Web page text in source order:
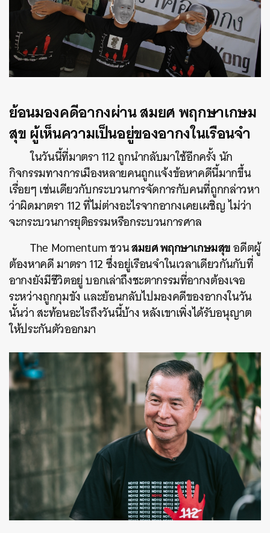
ย้อนมองคดีอากงผ่าน สมยศ พฤกษาเกษม
สุข ผู้เห็นความเป็นอยู่ของอากงในเรือนจำ
ในวันนี้ที่มาตรา 112 ถูกนำกลับมาใช้อีกครั้ง นัก
กิจกรรมทางการเมืองหลายคนถูกแจ้งข้อหาคดีนี้มากขึ้น
เรื่อยๆ เช่นเดียวกับกระบวนการจัดการกับคนที่ถูกกล่าวหา
ว่าผิดมาตรา 112 ที่ไม่ต่างอะไรจากอากงเคยเผชิญ ไม่ว่า
จะกระบวนการยุติธรรมหรือกระบวนการศาล
The Momentum ชวนสมยศ พฤกษาเกษมสุขอดีตผู้
ต้องหาคดี มาตรา 112 ซึ่งอยู่เรือนจำในเวลาเดียวกันกับที่
อากงยังมีชีวิตอยู่ บอกเล่าถึงชะตากรรมที่อากงต้องเจอ
ระหว่างถูกกุมขัง และย้อนกลับไปมองคดีของอากงในวัน
นั้นว่า สะท้อนอะไรถึงวันนี้บ้าง หลังเขาเพิ่งได้รับอนุญาต
ให้ประกันตัวออกมา